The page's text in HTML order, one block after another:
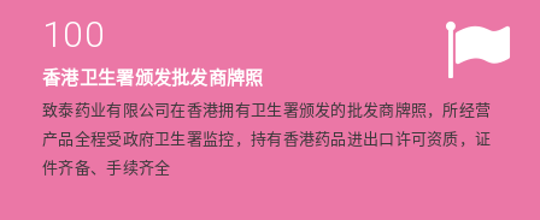
100
香港卫生署颁发批发商牌照
致泰药业有限公司在香港拥有卫生署颁发的批发商牌照，所经营
产品全程受政府卫生署监控，持有香港药品进出口许可资质，证
件齐备、手续齐全